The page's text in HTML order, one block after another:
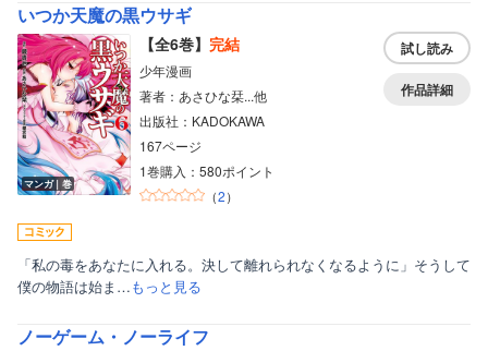
いつか天魔の黒ウサギ
マンガ｜巻
【全6巻】 完結
少年漫画
著者：あさひな栞...他
出版社：KADOKAWA
167ページ
1巻購入：580ポイント
（2）
試し読み
作品詳細
「私の毒をあなたに入れる。決して離れられなくなるように」そうして
僕の物語は始ま…もっと見る
ノーゲーム・ノーライフ